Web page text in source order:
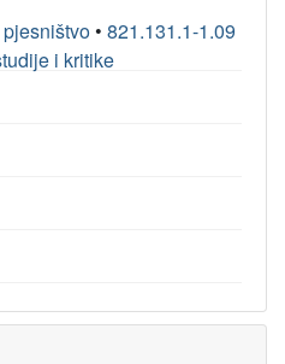
• 821.131.1-1.09
i kritike